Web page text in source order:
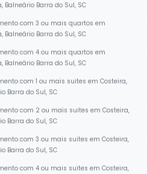
Balneário Barra do Sul, SC
com 3 ou mais quartos em
Balneário Barra do Sul, SC
com 4 ou mais quartos em
Balneário Barra do Sul, SC
com 1 ou mais suites em Costeira,
Barra do Sul, SC
com 2 ou mais suites em Costeira,
Barra do Sul, SC
com 3 ou mais suites em Costeira,
Barra do Sul, SC
com 4 ou mais suites em Costeira,